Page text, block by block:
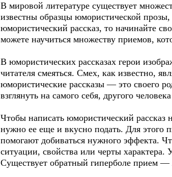
В мировой литературе существует
известны образцы юмористической
юмористический рассказ, то начинайте
можете научиться множеству приемов,
В юмористических рассказах герои
читателя смеяться. Смех, как известно,
юмористические рассказы — это своего
взглянуть на самого себя, другого
Чтобы написать юмористический
нужно ее еще и вкусно подать. Для этого
помогают добиваться нужного эффекта.
ситуации, свойства или черты
Существует обратный гиперболе прием —